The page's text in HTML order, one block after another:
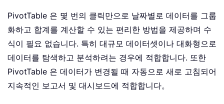
PivotTable 은 몇 번의 클릭만으로 날짜별로 데이터를 그룹
화하고 합계를 계산할 수 있는 편리한 방법을 제공하며 수
식이 필요 없습니다. 특히 대규모 데이터셋이나 대화형으로
데이터를 탐색하고 분석하려는 경우에 적합합니다. 또한
PivotTable 은 데이터가 변경될 때 자동으로 새로 고침되어
지속적인 보고서 및 대시보드에 적합합니다。